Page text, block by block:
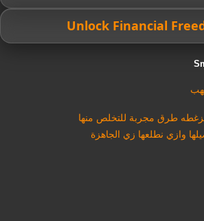
طرق مجربة للتخلص منها
وازي نطلعها زي الجاهزة